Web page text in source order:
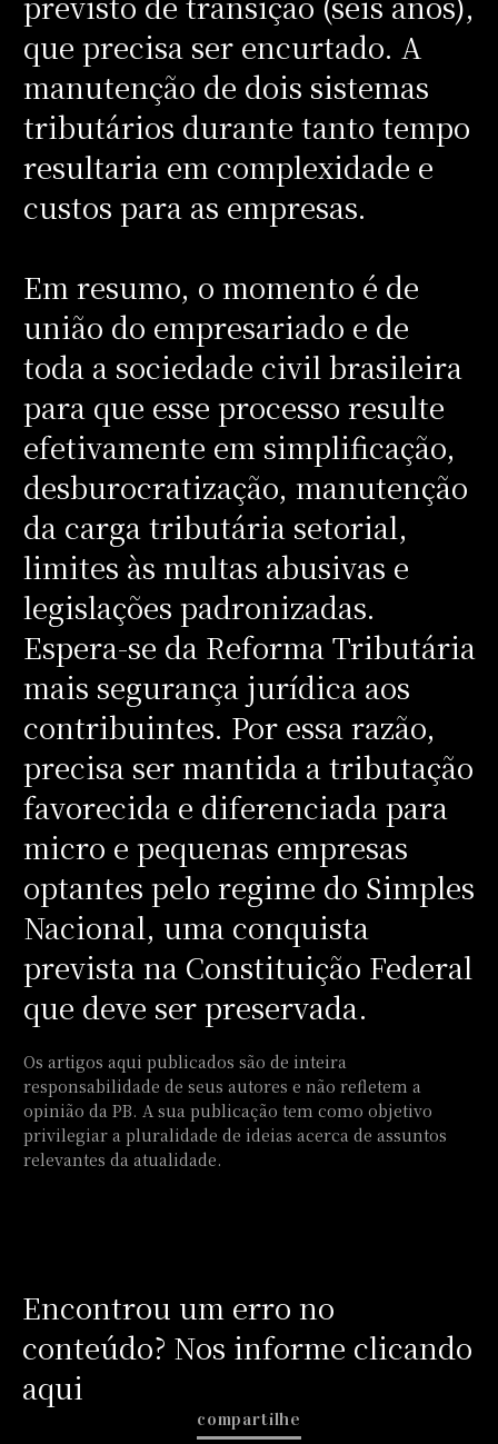
que precisa ser encurtado. A
manutenção de dois sistemas
tributários durante tanto tempo
resultaria em complexidade e
custos para as empresas.
Em resumo, o momento é de
união do empresariado e de
toda a sociedade civil brasileira
para que esse processo resulte
efetivamente em simplificação,
desburocratização, manutenção
da carga tributária setorial,
limites às multas abusivas e
legislações padronizadas.
Espera-se da Reforma Tributária
mais segurança jurídica aos
contribuintes. Por essa razão,
precisa ser mantida a tributação
favorecida e diferenciada para
micro e pequenas empresas
optantes pelo regime do Simples
Nacional, uma conquista
prevista na Constituição Federal
que deve ser preservada.
Os artigos aqui publicados são de inteira
responsabilidade de seus autores e não refletem a
opinião da PB. A sua publicação tem como objetivo
privilegiar a pluralidade de ideias acerca de assuntos
relevantes da atualidade.
Encontrou um erro no
conteúdo? Nos informe clicando
aqui
compartilhe